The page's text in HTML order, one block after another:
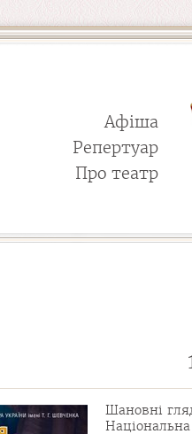
Афіша
Репертуар
Про театр
Шановні